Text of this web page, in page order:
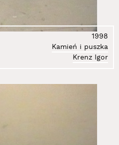
1998
Kamień i puszka
Krenz Igor